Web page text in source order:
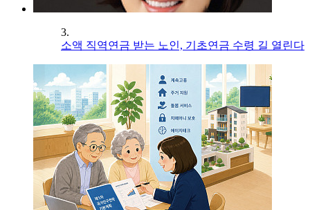
3.
소액 직역연금 받는 노인, 기초연금 수령 길 열린다